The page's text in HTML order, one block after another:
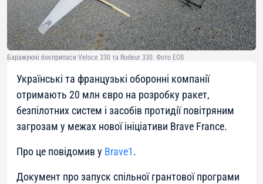
Баражуючі боєприпаси Veloce 330 та Rodeur 330. Фото EOS
Українські та французькі оборонні компанії
отримають 20 млн євро на розробку ракет,
безпілотних систем і засобів протидії повітряним
загрозам у межах нової ініціативи Brave France.
Про це повідомив у Brave1.
Документ про запуск спільної грантової програми